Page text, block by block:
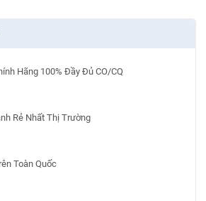
Hãng 100% Đầy Đủ CO/CQ
Rẻ Nhất Thị Trường
Toàn Quốc